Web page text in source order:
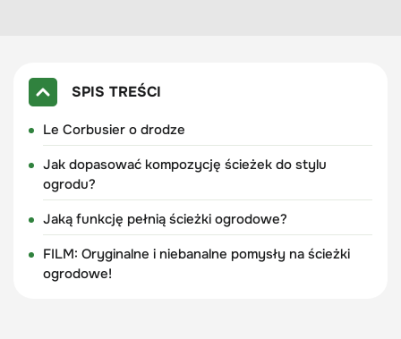
SPIS TREŚCI
Le Corbusier o drodze
Jak dopasować kompozycję ścieżek do stylu
ogrodu?
Jaką funkcję pełnią ścieżki ogrodowe?
FILM: Oryginalne i niebanalne pomysły na ścieżki
ogrodowe!